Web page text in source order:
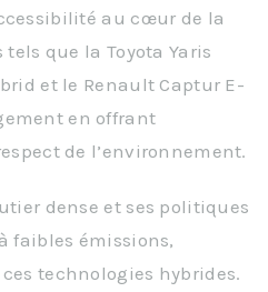
au cœur de la
que la Toyota Yaris
et le Renault Captur E-
en offrant
de l’environnement.
dense et ses politiques
faibles émissions,
technologies hybrides.